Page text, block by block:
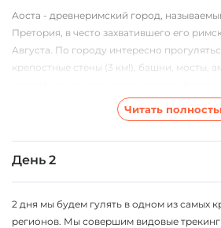
Аоста - древнеримский город,
Претория, в често захватившего его
Августа. По городу интересно
крепостные стены (3 км!), башни, мосты,
Читать
День 2
2 дня мы будем гулять в одном из самых
регионов. Мы совершим видовые